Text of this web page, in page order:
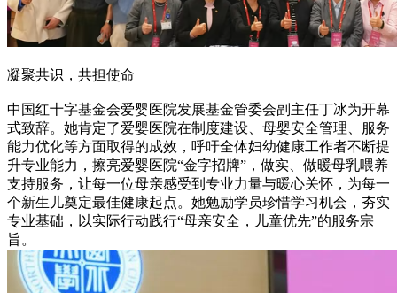
凝聚共识，共担使命
中国红十字基金会爱婴医院发展基金管委会副主任丁冰为开幕
式致辞。她肯定了爱婴医院在制度建设、母婴安全管理、服务
能力优化等方面取得的成效，呼吁全体妇幼健康工作者不断提
升专业能力，擦亮爱婴医院“金字招牌”，做实、做暖母乳喂养
支持服务，让每一位母亲感受到专业力量与暖心关怀，为每一
个新生儿奠定最佳健康起点。她勉励学员珍惜学习机会，夯实
专业基础，以实际行动践行“母亲安全，儿童优先”的服务宗
旨。